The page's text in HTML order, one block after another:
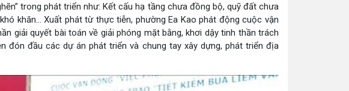
trong phát triển như: Kết cấu hạ tầng chưa đồng bộ, quỹ đất chưa
khăn… Xuất phát từ thực tiễn, phường Ea Kao phát động cuộc vận
giải quyết bài toán về giải phóng mặt bằng, khơi dậy tinh thần trách
đón đầu các dự án phát triển và chung tay xây dựng, phát triển địa